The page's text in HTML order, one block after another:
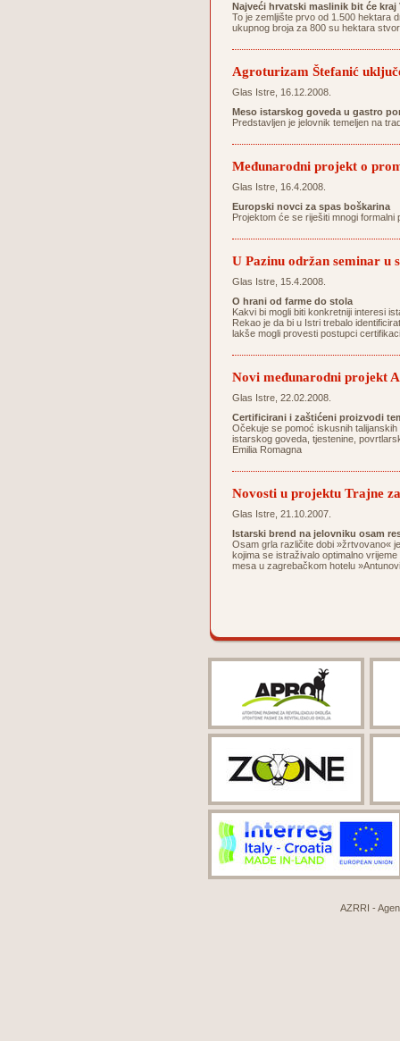
Najveći hrvatski maslinik bit će kraj
To je zemljište prvo od 1.500 hektara
ukupnog broja za 800 su hektara
Agroturizam Štefanić
Glas Istre, 16.12.2008.
Meso istarskog goveda u gastro
Predstavljen je jelovnik temeljen na
Međunarodni projekt o
Glas Istre, 16.4.2008.
Europski novci za spas boškarina
Projektom će se riješiti mnogi
U Pazinu održan seminar
Glas Istre, 15.4.2008.
O hrani od farme do stola
Kakvi bi mogli biti konkretniji interesi
Rekao je da bi u Istri trebalo
lakše mogli provesti postupci
Novi međunarodni projekt
Glas Istre, 22.02.2008.
Certificirani i zaštićeni proizvodi
Očekuje se pomoć iskusnih
istarskog goveda, tjestenine,
Emilia Romagna
Novosti u projektu Trajne
Glas Istre, 21.10.2007.
Istarski brend na jelovniku osam
Osam grla različite dobi »žrtvovano«
kojima se istraživalo optimalno
mesa u zagrebačkom hotelu
AZRRI -